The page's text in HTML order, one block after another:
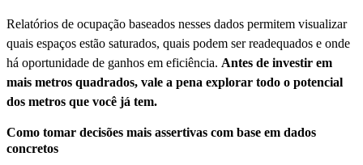
Relatórios de ocupação baseados nesses dados permitem visualizar
quais espaços estão saturados, quais podem ser readequados e onde
há oportunidade de ganhos em eficiência. Antes de investir em
mais metros quadrados, vale a pena explorar todo o potencial
dos metros que você já tem.
Como tomar decisões mais assertivas com base em dados
concretos